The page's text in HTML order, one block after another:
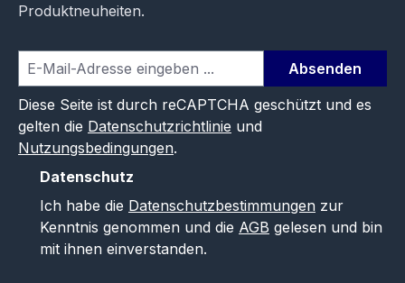
Produktneuheiten.
Absenden
Diese Seite ist durch reCAPTCHA geschützt und es
gelten die Datenschutzrichtlinie und
Nutzungsbedingungen.
Datenschutz
Ich habe die Datenschutzbestimmungen zur
Kenntnis genommen und die AGB gelesen und bin
mit ihnen einverstanden.